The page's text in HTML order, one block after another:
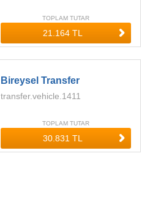
TOPLAM TUTAR
Bireysel Transfer
transfer.vehicle.1411
TOPLAM TUTAR